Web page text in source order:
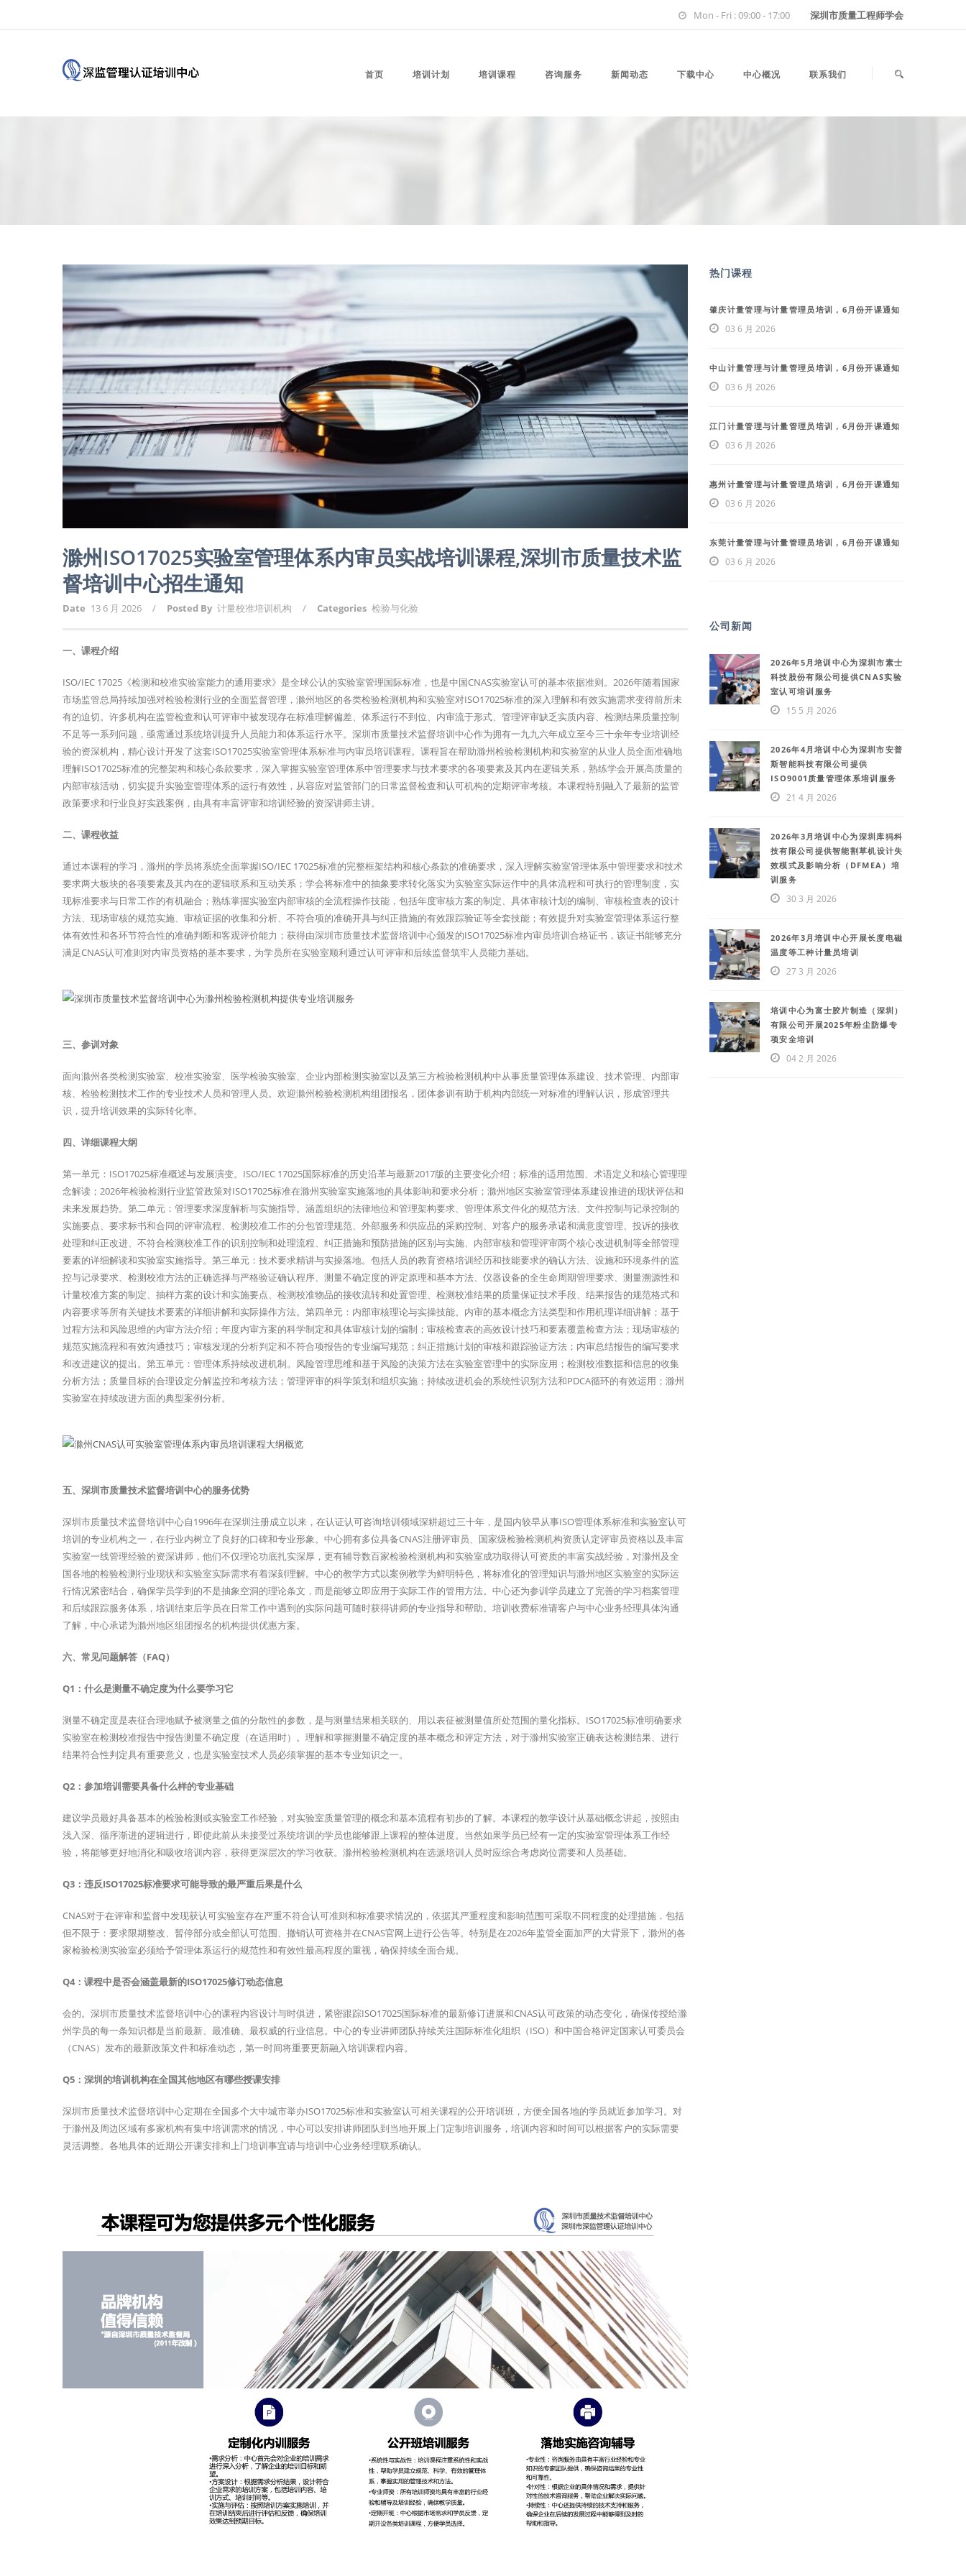
Mon - Fri : 09:00 - 17:00 深圳市质量工程师学会
首页 培训计划 培训课程 咨询服务 新闻动态 下载中心 中心概况 联系我们
滁州ISO17025实验室管理体系内审员实战培训课程,深圳市质量技术监
督培训中心招生通知
Date 13 6 月 2026 / Posted By 计量校准培训机构 / Categories 检验与化验
一、课程介绍
ISO/IEC 17025《检测和校准实验室能力的通用要求》是全球公认的实验室管理国际标准，也是中国CNAS实验室认可的基本依据准则。2026年随着国家
市场监管总局持续加强对检验检测行业的全面监督管理，滁州地区的各类检验检测机构和实验室对ISO17025标准的深入理解和有效实施需求变得前所未
有的迫切。许多机构在监管检查和认可评审中被发现存在标准理解偏差、体系运行不到位、内审流于形式、管理评审缺乏实质内容、检测结果质量控制
不足等一系列问题，亟需通过系统培训提升人员能力和体系运行水平。深圳市质量技术监督培训中心作为拥有一九九六年成立至今三十余年专业培训经
验的资深机构，精心设计开发了这套ISO17025实验室管理体系标准与内审员培训课程。课程旨在帮助滁州检验检测机构和实验室的从业人员全面准确地
理解ISO17025标准的完整架构和核心条款要求，深入掌握实验室管理体系中管理要求与技术要求的各项要素及其内在逻辑关系，熟练学会开展高质量的
内部审核活动，切实提升实验室管理体系的运行有效性，从容应对监管部门的日常监督检查和认可机构的定期评审考核。本课程特别融入了最新的监管
政策要求和行业良好实践案例，由具有丰富评审和培训经验的资深讲师主讲。
二、课程收益
通过本课程的学习，滁州的学员将系统全面掌握ISO/IEC 17025标准的完整框架结构和核心条款的准确要求，深入理解实验室管理体系中管理要求和技术
要求两大板块的各项要素及其内在的逻辑联系和互动关系；学会将标准中的抽象要求转化落实为实验室实际运作中的具体流程和可执行的管理制度，实
现标准要求与日常工作的有机融合；熟练掌握实验室内部审核的全流程操作技能，包括年度审核方案的制定、具体审核计划的编制、审核检查表的设计
方法、现场审核的规范实施、审核证据的收集和分析、不符合项的准确开具与纠正措施的有效跟踪验证等全套技能；有效提升对实验室管理体系运行整
体有效性和各环节符合性的准确判断和客观评价能力；获得由深圳市质量技术监督培训中心颁发的ISO17025标准内审员培训合格证书，该证书能够充分
满足CNAS认可准则对内审员资格的基本要求，为学员所在实验室顺利通过认可评审和后续监督筑牢人员能力基础。
三、参训对象
面向滁州各类检测实验室、校准实验室、医学检验实验室、企业内部检测实验室以及第三方检验检测机构中从事质量管理体系建设、技术管理、内部审
核、检验检测技术工作的专业技术人员和管理人员。欢迎滁州检验检测机构组团报名，团体参训有助于机构内部统一对标准的理解认识，形成管理共
识，提升培训效果的实际转化率。
四、详细课程大纲
第一单元：ISO17025标准概述与发展演变。ISO/IEC 17025国际标准的历史沿革与最新2017版的主要变化介绍；标准的适用范围、术语定义和核心管理理
念解读；2026年检验检测行业监管政策对ISO17025标准在滁州实验室实施落地的具体影响和要求分析；滁州地区实验室管理体系建设推进的现状评估和
未来发展趋势。第二单元：管理要求深度解析与实施指导。涵盖组织的法律地位和管理架构要求、管理体系文件化的规范方法、文件控制与记录控制的
实施要点、要求标书和合同的评审流程、检测校准工作的分包管理规范、外部服务和供应品的采购控制、对客户的服务承诺和满意度管理、投诉的接收
处理和纠正改进、不符合检测校准工作的识别控制和处理流程、纠正措施和预防措施的区别与实施、内部审核和管理评审两个核心改进机制等全部管理
要素的详细解读和实验室实施指导。第三单元：技术要求精讲与实操落地。包括人员的教育资格培训经历和技能要求的确认方法、设施和环境条件的监
控与记录要求、检测校准方法的正确选择与严格验证确认程序、测量不确定度的评定原理和基本方法、仪器设备的全生命周期管理要求、测量溯源性和
计量校准方案的制定、抽样方案的设计和实施要点、检测校准物品的接收流转和处置管理、检测校准结果的质量保证技术手段、结果报告的规范格式和
内容要求等所有关键技术要素的详细讲解和实际操作方法。第四单元：内部审核理论与实操技能。内审的基本概念方法类型和作用机理详细讲解；基于
过程方法和风险思维的内审方法介绍；年度内审方案的科学制定和具体审核计划的编制；审核检查表的高效设计技巧和要素覆盖检查方法；现场审核的
规范实施流程和有效沟通技巧；审核发现的分析判定和不符合项报告的专业编写规范；纠正措施计划的审核和跟踪验证方法；内审总结报告的编写要求
和改进建议的提出。第五单元：管理体系持续改进机制。风险管理思维和基于风险的决策方法在实验室管理中的实际应用；检测校准数据和信息的收集
分析方法；质量目标的合理设定分解监控和考核方法；管理评审的科学策划和组织实施；持续改进机会的系统性识别方法和PDCA循环的有效运用；滁州
实验室在持续改进方面的典型案例分析。
五、深圳市质量技术监督培训中心的服务优势
深圳市质量技术监督培训中心自1996年在深圳注册成立以来，在认证认可咨询培训领域深耕超过三十年，是国内较早从事ISO管理体系标准和实验室认可
培训的专业机构之一，在行业内树立了良好的口碑和专业形象。中心拥有多位具备CNAS注册评审员、国家级检验检测机构资质认定评审员资格以及丰富
实验室一线管理经验的资深讲师，他们不仅理论功底扎实深厚，更有辅导数百家检验检测机构和实验室成功取得认可资质的丰富实战经验，对滁州及全
国各地的检验检测行业现状和实验室实际需求有着深刻理解。中心的教学方式以案例教学为鲜明特色，将标准化的管理知识与滁州地区实验室的实际运
行情况紧密结合，确保学员学到的不是抽象空洞的理论条文，而是能够立即应用于实际工作的管用方法。中心还为参训学员建立了完善的学习档案管理
和后续跟踪服务体系，培训结束后学员在日常工作中遇到的实际问题可随时获得讲师的专业指导和帮助。培训收费标准请客户与中心业务经理具体沟通
了解，中心承诺为滁州地区组团报名的机构提供优惠方案。
六、常见问题解答（FAQ）
Q1：什么是测量不确定度为什么要学习它
测量不确定度是表征合理地赋予被测量之值的分散性的参数，是与测量结果相关联的、用以表征被测量值所处范围的量化指标。ISO17025标准明确要求
实验室在检测校准报告中报告测量不确定度（在适用时）。理解和掌握测量不确定度的基本概念和评定方法，对于滁州实验室正确表达检测结果、进行
结果符合性判定具有重要意义，也是实验室技术人员必须掌握的基本专业知识之一。
Q2：参加培训需要具备什么样的专业基础
建议学员最好具备基本的检验检测或实验室工作经验，对实验室质量管理的概念和基本流程有初步的了解。本课程的教学设计从基础概念讲起，按照由
浅入深、循序渐进的逻辑进行，即使此前从未接受过系统培训的学员也能够跟上课程的整体进度。当然如果学员已经有一定的实验室管理体系工作经
验，将能够更好地消化和吸收培训内容，获得更深层次的学习收获。滁州检验检测机构在选派培训人员时应综合考虑岗位需要和人员基础。
Q3：违反ISO17025标准要求可能导致的最严重后果是什么
CNAS对于在评审和监督中发现获认可实验室存在严重不符合认可准则和标准要求情况的，依据其严重程度和影响范围可采取不同程度的处理措施，包括
但不限于：要求限期整改、暂停部分或全部认可范围、撤销认可资格并在CNAS官网上进行公告等。特别是在2026年监管全面加严的大背景下，滁州的各
家检验检测实验室必须给予管理体系运行的规范性和有效性最高程度的重视，确保持续全面合规。
Q4：课程中是否会涵盖最新的ISO17025修订动态信息
会的。深圳市质量技术监督培训中心的课程内容设计与时俱进，紧密跟踪ISO17025国际标准的最新修订进展和CNAS认可政策的动态变化，确保传授给滁
州学员的每一条知识都是当前最新、最准确、最权威的行业信息。中心的专业讲师团队持续关注国际标准化组织（ISO）和中国合格评定国家认可委员会
（CNAS）发布的最新政策文件和标准动态，第一时间将重要更新融入培训课程内容。
Q5：深圳的培训机构在全国其他地区有哪些授课安排
深圳市质量技术监督培训中心定期在全国多个大中城市举办ISO17025标准和实验室认可相关课程的公开培训班，方便全国各地的学员就近参加学习。对
于滁州及周边区域有多家机构有集中培训需求的情况，中心可以安排讲师团队到当地开展上门定制培训服务，培训内容和时间可以根据客户的实际需要
灵活调整。各地具体的近期公开课安排和上门培训事宜请与培训中心业务经理联系确认。
热门课程
肇庆计量管理与计量管理员培训，6月份开课通知
03 6 月 2026
中山计量管理与计量管理员培训，6月份开课通知
03 6 月 2026
江门计量管理与计量管理员培训，6月份开课通知
03 6 月 2026
惠州计量管理与计量管理员培训，6月份开课通知
03 6 月 2026
东莞计量管理与计量管理员培训，6月份开课通知
03 6 月 2026
公司新闻
2026年5月培训中心为深圳市素士
科技股份有限公司提供CNAS实验
室认可培训服务
15 5 月 2026
2026年4月培训中心为深圳市安普
斯智能科技有限公司提供
ISO9001质量管理体系培训服务
21 4 月 2026
2026年3月培训中心为深圳库犸科
技有限公司提供智能割草机设计失
效模式及影响分析（DFMEA）培
训服务
30 3 月 2026
2026年3月培训中心开展长度电磁
温度等工种计量员培训
27 3 月 2026
培训中心为富士胶片制造（深圳）
有限公司开展2025年粉尘防爆专
项安全培训
04 2 月 2026